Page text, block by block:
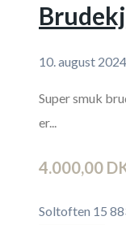
10. august 2024
Super smuk
er...
4.000,00
Soltoften 15